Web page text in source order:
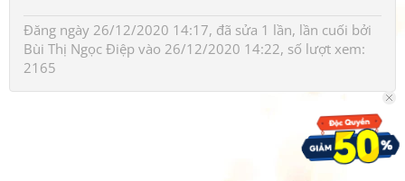
Đăng ngày 26/12/2020 14:17, đã sửa 1 lần, lần cuối bởi
Bùi Thị Ngọc Điệp vào 26/12/2020 14:22, số lượt xem:
2165